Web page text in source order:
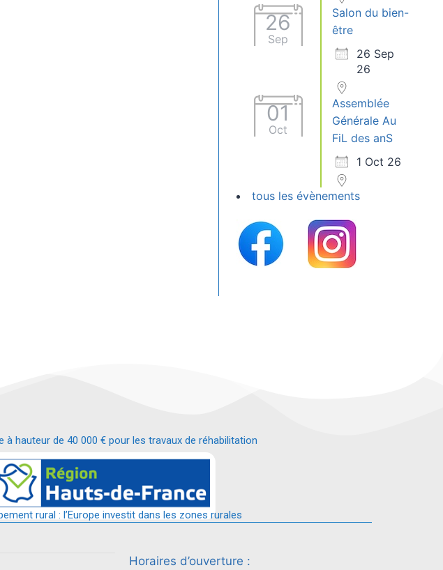
26
Sep
Salon du bien-
être
26 Sep
26
01
Oct
Assemblée
Générale Au
FiL des anS
1 Oct 26
tous les évènements
à hauteur de 40 000 € pour les travaux de réhabilitation
et commerces de proximité.
rural : l’Europe investit dans les zones rurales
Horaires d’ouverture :